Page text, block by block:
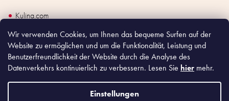
Wir verwenden Cookies, um Ihnen das bequeme Surfen auf der
Website zu ermöglichen und um die Funktionalität, Leistung und
Benutzerfreundlichkeit der Website durch die Analyse des
Datenverkehrs kontinuierlich zu verbessern. Lesen Sie hier mehr.
Einstellungen
Kulina.com
Copyright 2026Made In Japan Europe. Alle Rechte vorbehalten.
Nach dem Gesetz über Verkaufsunterlagen ist der Verkäufer verpflichtet, dem
Käufer eine Quittung auszustellen. Gleichzeitig ist er verpflichtet, die